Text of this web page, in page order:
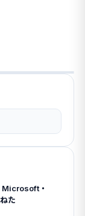
Microsoft・
た